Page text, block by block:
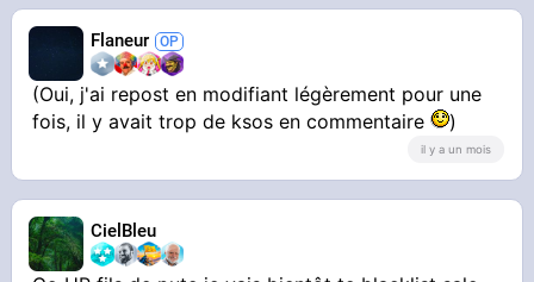
Flaneur
(Oui, j'ai repost en modifiant légèrement pour une
fois, il y avait trop de ksos en commentaire
)
il y a un mois
CielBleu